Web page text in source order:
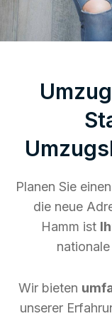
Planen Sie
die neue
Hamm ist
Wir bieten
unserer